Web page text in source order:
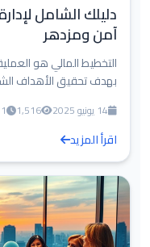
دليلك الشامل
آمن ومزدهر
التخطيط المالي هو العملية
بهدف تحقيق الأهداف
14 يونيو 2025 1,516 1 دقيقة
اقرأ المزيد